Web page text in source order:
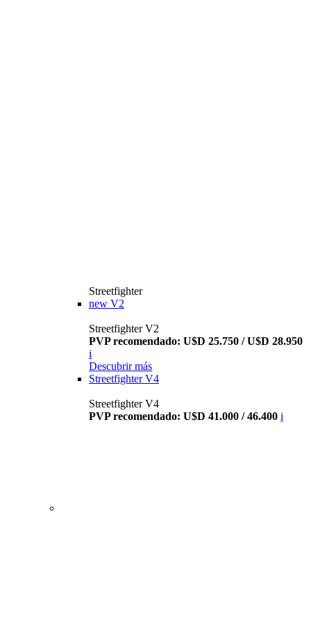
Streetfighter
new V2
Streetfighter V2
PVP recomendado: U$D 25.750 / U$D 28.950
i
Descubrir más
Streetfighter V4
Streetfighter V4
PVP recomendado: U$D 41.000 / 46.400 i